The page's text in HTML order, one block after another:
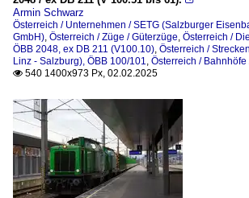
Armin Schwarz
Österreich / Unternehmen / SETG (Salzburger
GmbH), Österreich / Züge / Güterzüge, Österreich /
ÖBB 2048, ex DB 211 (V100.10), Österreich /
Linz - Salzburg), ÖBB 100/101, Österreich /
 540 1400x973 Px, 02.02.2025